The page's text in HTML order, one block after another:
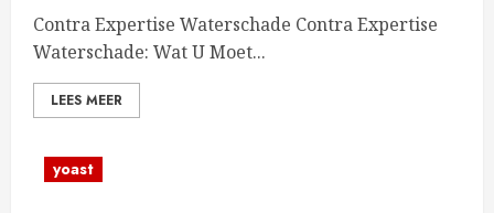
Contra Expertise Waterschade Contra Expertise
Waterschade: Wat U Moet...
LEES MEER
yoast